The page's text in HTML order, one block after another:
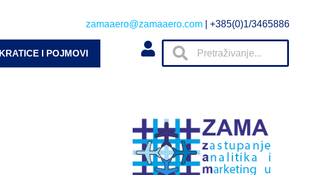
zamaaero@zamaaero.com | +385(0)1/3465886
KRATICE I POJMOVI